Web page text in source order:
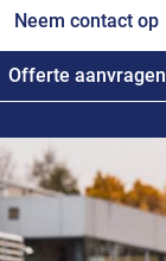
Neem contact op
Offerte aanvragen